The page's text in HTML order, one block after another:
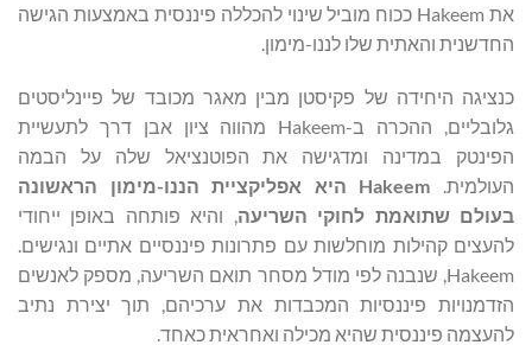
את Hakeem ככוח מוביל שינוי להכללה פיננסית באמצעות הגישה
החדשנית והאתית שלו לננו-מימון.
כנציגה היחידה של פקיסטן מבין מאגר מכובד של פיינליסטים
גלובליים, ההכרה ב-Hakeem מהווה ציון אבן דרך לתעשיית
הפינטק במדינה ומדגישה את הפוטנציאל שלה על הבמה
העולמית. Hakeem היא אפליקציית הננו-מימון הראשונה
בעולם שתואמת לחוקי השריעה, והיא פותחה באופן ייחודי
להעצים קהילות מוחלשות עם פתרונות פיננסיים אתיים ונגישים.
Hakeem, שנבנה לפי מודל מסחר תואם השריעה, מספק לאנשים
הזדמנויות פיננסיות המכבדות את ערכיהם, תוך יצירת נתיב
להעצמה פיננסית שהיא מכילה ואחראית כאחד.